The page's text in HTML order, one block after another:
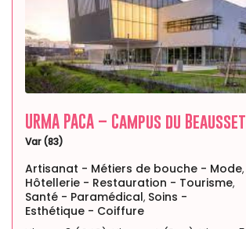
URMA PACA – Campus du Beausset
Var (83)
Artisanat - Métiers de bouche - Mode,
Hôtellerie - Restauration - Tourisme,
Santé - Paramédical, Soins -
Esthétique - Coiffure